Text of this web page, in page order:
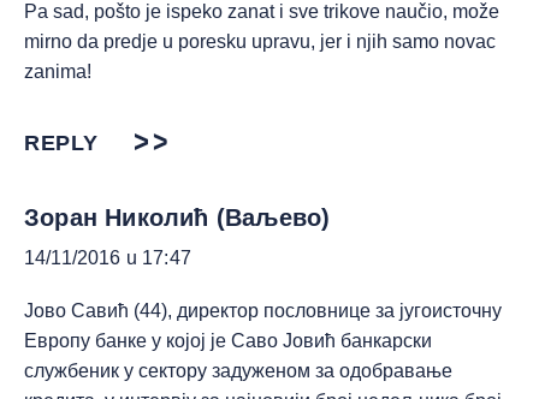
Pa sad, pošto je ispeko zanat i sve trikove naučio, može
mirno da predje u poresku upravu, jer i njih samo novac
zanima!
REPLY
Зоран Николић (Ваљево)
14/11/2016 u 17:47
Јово Савић (44), директор пословнице за југоисточну
Европу банке у којој је Саво Јовић банкарски
службеник у сектору задуженом за одобравање